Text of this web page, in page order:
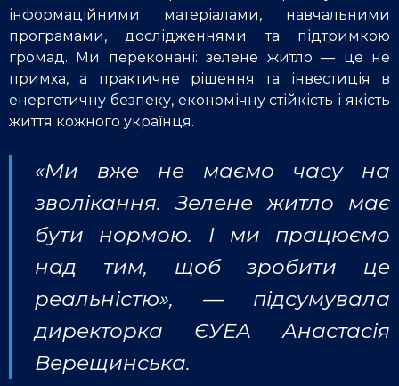
інформаційними матеріалами, навчальними
програмами, дослідженнями та підтримкою
громад. Ми переконані: зелене житло — це не
примха, а практичне рішення та інвестиція в
енергетичну безпеку, економічну стійкість і якість
життя кожного українця.
«Ми вже не маємо часу на
зволікання. Зелене житло має
бути нормою. І ми працюємо
над тим, щоб зробити це
реальністю», — підсумувала
директорка ЄУЕА Анастасія
Верещинська.